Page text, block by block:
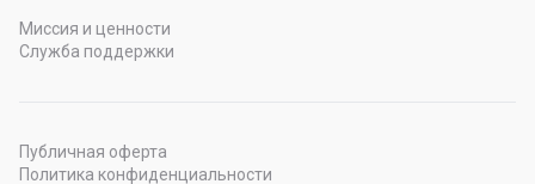
Миссия и ценности
Служба поддержки
Публичная оферта
Политика конфиденциальности